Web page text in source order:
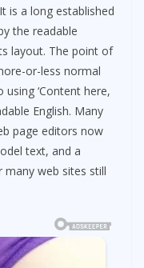
is a long established
the readable
layout. The point of
or-less normal
‘Content here,
English. Many
page editors now
text, and a
many web sites still